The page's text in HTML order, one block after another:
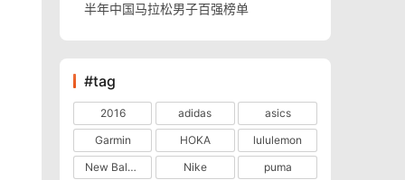
半年中国马拉松男子百强榜单
#tag
2016 adidas
asics
Garmin
HOKA
lululemon
New Balance
Nike
puma